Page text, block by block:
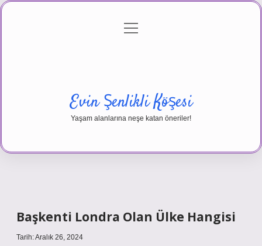
Gizlilik Politikası
menüyü
Evin Şenlikli Köşesi
Yaşam alanlarına neşe katan öneriler!
Başkenti Londra Olan Ülke Hangisi
Tarih: Aralık 26, 2024